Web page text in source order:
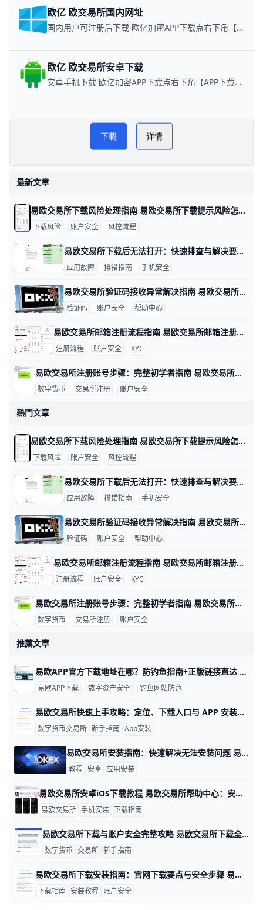
欧亿 欧交易所国内网址
国内用户可注册后下载 欧亿加密APP下载点右下角【APP下载】联系客服 每日更新可用链接
欧亿 欧交易所安卓下载
安卓手机下载 欧亿加密APP下载点右下角【APP下载】联系客服 每日更新可用链接
易欧交易所下载方法指南
NOW
下載 详情
最新文章
易欧交易所下载风险处理指南 易欧交易所下载提示风险怎么办 在下载安装易欧交易所应用时，遇到“下载提示风险/安装有风险”等提示，很多用户会担心账户安全。其实，这类提示多半是系统风控或设备安全设置触发的保护机制，只要按官方指引操作，通常可以恢复正常下载与使用。下面给出具体做法，包含数据与实例，便于你快速上手。
下载风险 账户安全 风控流程
易欧交易所下载后无法打开：快速排查与解决要点 易欧交易所下载后无法打开：数据驱动的排查与解决思路 在实际操作中，很多用户遇到无法打开应用的情况，往往与设备、网络和安装来源有关。下面按要点给出有数据和实例的排查方法，帮助你快速定位问题并解决。比如，若你在三星S21运行Android 12，首次安装时若出现“无法打开”的提示，通常与未知来源安装设置有关，需要先开启允许安装来自未知来源的选项。
应用故障 排错指南 手机安全
易欧交易所验证码接收异常解决指南 易欧交易所验证码收不到的情况很多，常见原因包括短信拦截、网络信号差、号码被封或黑名单、签名超时以及服务器端短信发送问题。举例来说，在香港地区、信号不稳时接收验证码的延迟可能达到1–2分钟，甚至需要重新发送多次才能收到；如果你的号码曾被运营商列入黑名单，短信可能直接被阻拦。为了快速定位问题，可以按以下步骤排查并解决。
验证码 账户安全 帮助中心
易欧交易所邮箱注册流程指南 易欧交易所邮箱注册流程 在数字货币投资的世界里，注册一个安全、便捷的账户是第一步。为了帮助你快速完成开户，下面用简单直观的步骤和实操示例来说明。 准备工作是关键。确保你使用的设备网络稳定，例如在家里用WiFi或手机数据网都可以；准备一个有效的邮箱、一个强密码（示例：P@ssw0rd!2026，实际请自己设定独特且复杂的密码），并确保手机可以接收验证码以便后续双重验证。若你在香港地区注册，遵循平台提示的地区选项，以确保身份验证顺利。
注册流程 账户安全 KYC
易欧交易所注册账号步骤：完整初学者指南 易欧交易所注册账号步骤 在数字资产投资的起步阶段，注册一个安全、合规的账户是第一步。以易欧交易所为例，下面以实例呈现完整流程，帮助新手快速上手。比如小张想买BTC，他需要先完成注册、绑定信息再进行实名认证，确保后续交易顺利。
数字货币 交易所注册 账户安全
熱門文章
易欧交易所下载风险处理指南 易欧交易所下载提示风险怎么办 在下载安装易欧交易所应用时，遇到“下载提示风险/安装有风险”等提示，很多用户会担心账户安全。其实，这类提示多半是系统风控或设备安全设置触发的保护机制，只要按官方指引操作，通常可以恢复正常下载与使用。下面给出具体做法，包含数据与实例，便于你快速上手。
下载风险 账户安全 风控流程
易欧交易所下载后无法打开：快速排查与解决要点 易欧交易所下载后无法打开：数据驱动的排查与解决思路 在实际操作中，很多用户遇到无法打开应用的情况，往往与设备、网络和安装来源有关。下面按要点给出有数据和实例的排查方法，帮助你快速定位问题并解决。比如，若你在三星S21运行Android 12，首次安装时若出现“无法打开”的提示，通常与未知来源安装设置有关，需要先开启允许安装来自未知来源的选项。
应用故障 排错指南 手机安全
易欧交易所验证码接收异常解决指南 易欧交易所验证码收不到的情况很多，常见原因包括短信拦截、网络信号差、号码被封或黑名单、签名超时以及服务器端短信发送问题。举例来说，在香港地区、信号不稳时接收验证码的延迟可能达到1–2分钟，甚至需要重新发送多次才能收到；如果你的号码曾被运营商列入黑名单，短信可能直接被阻拦。为了快速定位问题，可以按以下步骤排查并解决。
验证码 账户安全 帮助中心
易欧交易所邮箱注册流程指南 易欧交易所邮箱注册流程 在数字货币投资的世界里，注册一个安全、便捷的账户是第一步。为了帮助你快速完成开户，下面用简单直观的步骤和实操示例来说明。 准备工作是关键。确保你使用的设备网络稳定，例如在家里用WiFi或手机数据网都可以；准备一个有效的邮箱、一个强密码（示例：P@ssw0rd!2026，实际请自己设定独特且复杂的密码），并确保手机可以接收验证码以便后续双重验证。若你在香港地区注册，遵循平台提示的地区选项，以确保身份验证顺利。
注册流程 账户安全 KYC
易欧交易所注册账号步骤：完整初学者指南 易欧交易所注册账号步骤 在数字资产投资的起步阶段，注册一个安全、合规的账户是第一步。以易欧交易所为例，下面以实例呈现完整流程，帮助新手快速上手。比如小张想买BTC，他需要先完成注册、绑定信息再进行实名认证，确保后续交易顺利。
数字货币 交易所注册 账户安全
推薦文章
易欧APP官方下载地址在哪？防钓鱼指南+正版链接直达 在当前数字资产交易市场中，易欧（OKX）是许多投资者的首选平台之一，官方App支持现货、合约、法币、DeFi等多种交易功能，界面简洁，操作流畅，适合新手和进阶用户同时使用。根据官网数据，OKX全球注册用户已超过5000万，支持超过300种加密货币和数百个交易对，为用户提供了较丰富的交易选择和流动性支持。因此，下载一个安全、正版的易欧App，对长期参与交易的用户来说非常关键。
易欧APP下载 数字资产安全 钓鱼网站防范
易欧交易所快速上手攻略：定位、下载入口与 APP 安装要点 易欧交易所定位：易欧交易所是一家面向全球投资者的数字资产交易平台，核心功能包括币币交易、行情查看、实名认证与资金管理等。以香港用户为例，该平台在合规与风控方面通常强调资金分离托管、多层安全防护，以及快速提现通道，方便本地用户在合规框架内参与交易。常见的交易模式还包括币币交易、合约交易和闪兑，帮助用户在不同市场阶段实现买卖与对冲。举例来说，若你在香港使用，建议先确认该平台在本地的提款渠道是否支持本地银行账户，以及是否有本地客服可提供中文服务。
数字货币交易所 新手指南 App安装
易欧交易所安装指南：快速解决无法安装问题 易欧交易所无法安装怎么办 遇到安装问题时，先确认几个基础点再动手操作。数据要点：安卓用户常见原因包括未知来源安装权限未开启、官方安装包未下载、存储空间不足、网络不稳，以及系统版本过旧导致兼容性问题。例子：如果你的手机是三星或小米，默认设置往往会阻止来自浏览器的直接安装，需在设置里允许安装未知应用；若你下载的只是第三方站点的安装包，成功率会明显下降，因为这些包可能已被修改或损坏。
教程 安卓 应用安装
易欧交易所安卓iOS下载教程 易欧交易所帮助中心：安卓与iOS下载教程详解。本文适合新手用户阅读，重点讲清楚安卓和iPhone两种设备的下载方法、安装步骤和常见问题，帮助你用更少的时间完成下载并进入应用。为了让内容更实用，下面会加入具体操作例子，比如安卓如何安装下载包、iPhone如何通过 App Store 获取应用，让你一看就懂。
易欧交易所 手机安装 下载指南
易欧交易所下载与账户安全完整攻略 易欧交易所下载全攻略：易欧下载与易欧 APP 安装详细教程，安全开启易欧数字货币交易 一、易欧交易所官网下载入口 易欧交易所（也叫欧亿或 O易）是全球前 3 大的加密货币交易平台，每天交易量超过 10 亿美元，支持比特币、以太坊等超过 500 种数字货币交易。想要安全下载易欧 APP，唯一可靠的途径是访问官方网址 https://www.okx.com，进入官网后点击右上角的「下载」按钮，就能看到安卓、苹果和电脑版的下载选项。很多新手容易犯的错误是直接在百度或谷歌搜索「易欧下载」，然后点击搜索结果里的链接，但据统计，每年有超过 3 万名用户因为点击了假网站链接而损失资金，所以一定要手动在浏览器地址栏输入 www.okx.com 这个官方网址。
数字货币 交易所 新手指南
易欧交易所下载安装指南：官网下载要点与安全步骤 易欧交易所下载与安装指南：从官网下载易欧APP安装要点 在数字资产交易日益普及的今天，安全、便捷的下载与安装流程尤为重要。本指南聚焦于通过易欧交易所官方网站获取官方APP的正确路径与关键要点，帮助用户快速上手交易。以安卓为例，常见需求是快速获取最新版本，确保来源可信，从而避免恶意软件和假冒软件的风险。官方页面通常会标注版本号，例如 v6.x.x，并提供更新日志，便于用户判断是否值得更新。数据示例：某版本更新日志显示修复登录卡顿问题，这类信息有助于用户评估升级必要性。
下载指南 安装教程 账户安全